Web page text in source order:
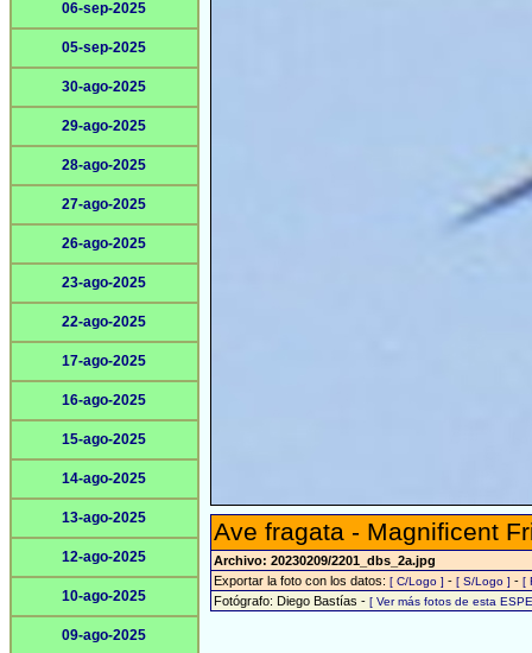
06-sep-2025
05-sep-2025
30-ago-2025
29-ago-2025
28-ago-2025
27-ago-2025
26-ago-2025
23-ago-2025
22-ago-2025
17-ago-2025
16-ago-2025
15-ago-2025
14-ago-2025
13-ago-2025
12-ago-2025
10-ago-2025
09-ago-2025
Ave fragata - Magnificent
Archivo: 20230209/2201_dbs_2a.jpg
Exportar la foto con los datos: [ C/Logo ] - [ S/Logo ] - [
Fotógrafo: Diego Bastías - [ Ver más fotos de esta